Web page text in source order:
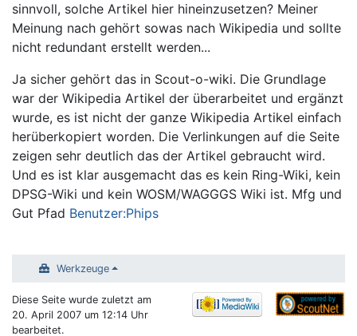
sinnvoll, solche Artikel hier hineinzusetzen? Meiner
Meinung nach gehört sowas nach Wikipedia und sollte
nicht redundant erstellt werden...
Ja sicher gehört das in Scout-o-wiki. Die Grundlage
war der Wikipedia Artikel der überarbeitet und ergänzt
wurde, es ist nicht der ganze Wikipedia Artikel einfach
herüberkopiert worden. Die Verlinkungen auf die Seite
zeigen sehr deutlich das der Artikel gebraucht wird.
Und es ist klar ausgemacht das es kein Ring-Wiki, kein
DPSG-Wiki und kein WOSM/WAGGGS Wiki ist. Mfg und
Gut Pfad Benutzer:Phips
Werkzeuge
Diese Seite wurde zuletzt am
20. April 2007 um 12:14 Uhr
bearbeitet.